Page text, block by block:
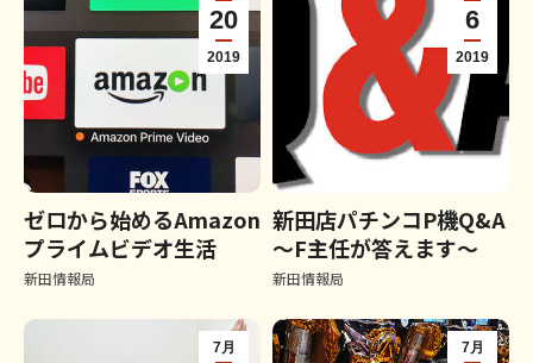
20
2019
ゼロから始めるAmazon
プライムビデオ生活
新田情報局
6
2019
新田店パチンコP機Q&A
～F主任が答えます～
新田情報局
7月 7月